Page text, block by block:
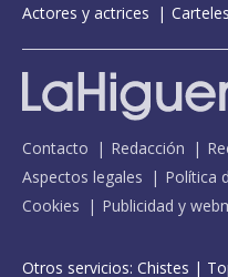
Actores y actrices
Carteles
Contacto Redacción
Aspectos legales
Política
Cookies
Publicidad y
Otros servicios: Chistes |